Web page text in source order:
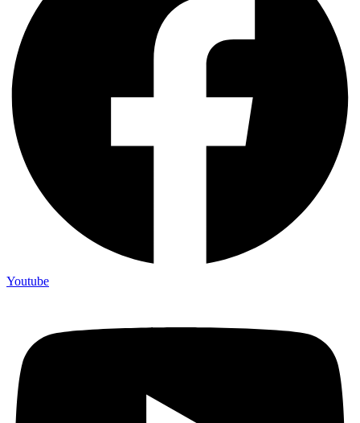
Youtube